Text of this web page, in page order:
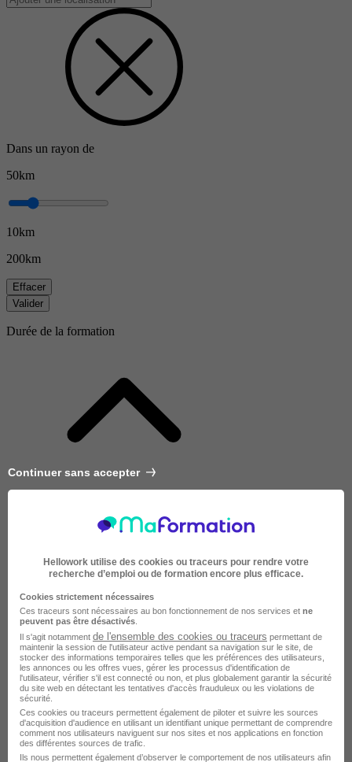
Dans un rayon de
50km
10km
200km
Effacer
Valider
Durée de la formation
Très courte
Continuer sans accepter
Hellowork utilise des cookies ou traceurs pour rendre votre
recherche d’emploi ou de formation encore plus efficace.
Cookies strictement nécessaires
Ces traceurs sont nécessaires au bon fonctionnement de nos services et ne
peuvent pas être désactivés
Il s'agit notamment de l'ensemble des cookies ou traceurs permettant de
maintenir la session de l'utilisateur active pendant sa navigation sur le site, de
stocker des informations temporaires telles que les préférences des utilisateurs,
les annonces ou les offres vues, gérer les processus d'identification de
l'utilisateur, vérifier s'il est connecté ou non, et plus globalement garantir la sécurité
du site web en détectant les tentatives d'accès frauduleux ou les violations de
sécurité.
Ces cookies ou traceurs permettent également de piloter et suivre les sources
d'acquisition d'audience en utilisant un identifiant unique permettant de comprendre
comment nos utilisateurs naviguent sur nos sites et nos applications en fonction
des différentes sources de trafic.
Ils nous permettent également d’observer le comportement de nos utilisateurs afin